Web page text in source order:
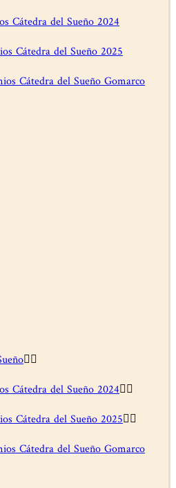
Cátedra del Sueño 2024
Cátedra del Sueño 2025
Cátedra del Sueño Gomarco
Cátedra del Sueño 2024
Cátedra del Sueño 2025
Cátedra del Sueño Gomarco